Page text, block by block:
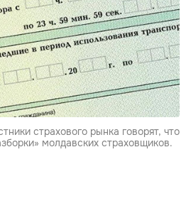
страхового рынка говорят, что
молдавских страховщиков.